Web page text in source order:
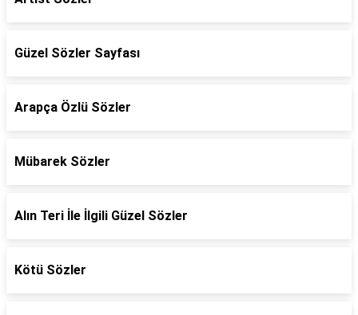
Güzel Sözler Sayfası
Arapça Özlü Sözler
Mübarek Sözler
Alın Teri İle İlgili Güzel Sözler
Kötü Sözler